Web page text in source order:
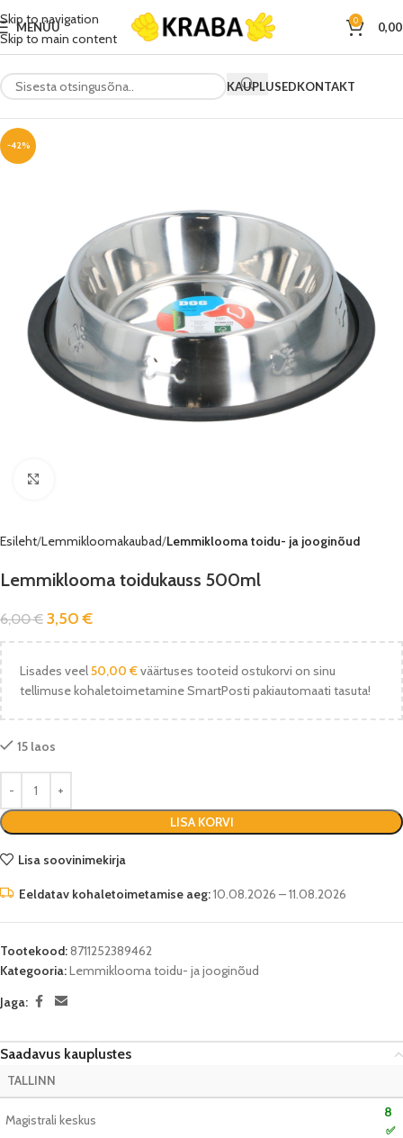
Skip to navigation
Skip to main content
MENÜÜ 0
KAUPLUSEDKONTAKT
-42%
Esileht Lemmikloomakaubad Lemmiklooma toidu- ja jooginõud
Lemmiklooma toidukauss 500ml
6,00€ 3,50€
Lisades veel50,00 €väärtuses tooteid ostukorvi on sinu
tellimuse kohaletoimetamine SmartPosti pakiautomaati tasuta!
15 laos
LISA KORVI
Lisa soovinimekirja
Eeldatav kohaletoimetamise aeg:10.08.2026 – 11.08.2026
Tootekood:8711252389462
Kategooria:Lemmiklooma toidu- ja jooginõud
Jaga:
Saadavus kauplustes
TALLINN
Magistrali keskus 8
✅